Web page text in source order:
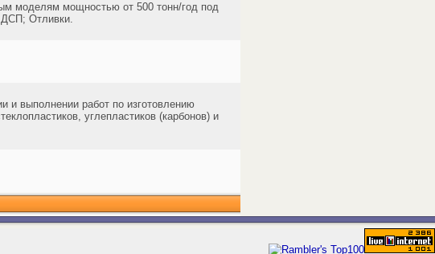
моделям мощностью от 500 тонн/год под
ДСП; Отливки.
и выполнении работ по изготовлению
углепластиков (карбонов) и